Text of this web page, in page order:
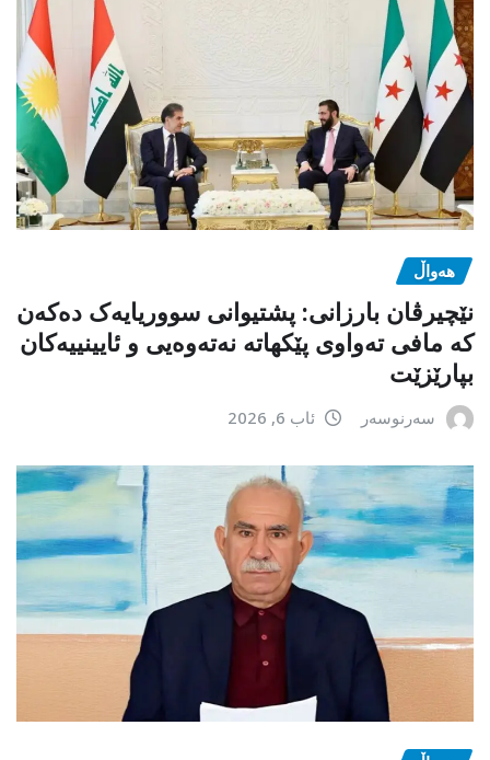
هەواڵ
نێچیرڤان بارزانی: پشتیوانی سووریایەک دەکەن
کە مافی تەواوی پێکهاتە نەتەوەیی و ئایینییەکان
بپارێزێت
سەرنوسەر ئاب 6, 2026